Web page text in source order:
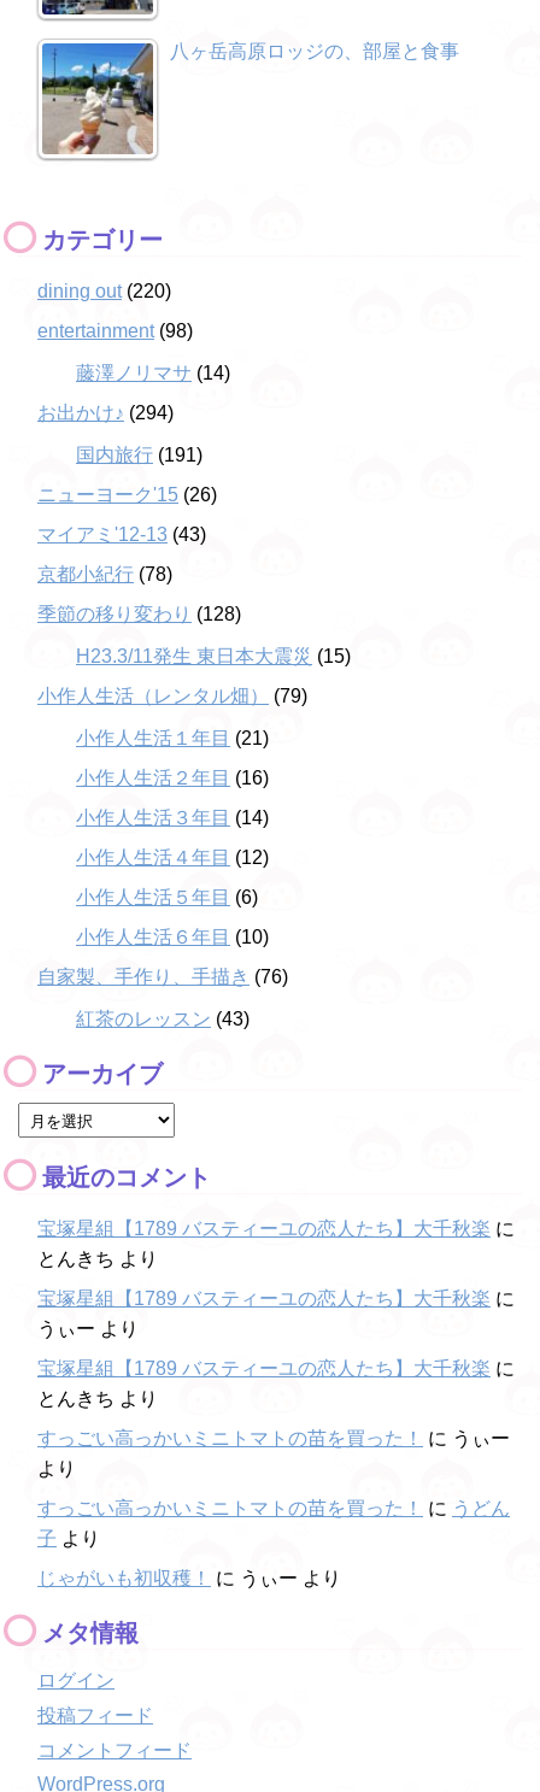
八ヶ岳高原ロッジの、部屋と食事
カテゴリー
dining out(220)
entertainment(98)
藤澤ノリマサ (14)
お出かけ♪ (294)
国内旅行 (191)
ニューヨーク'15 (26)
マイアミ'12-13 (43)
京都小紀行 (78)
季節の移り変わり (128)
H23.3/11発生 東日本大震災 (15)
小作人生活（レンタル畑）
(79)
小作人生活１年目 (21)
小作人生活２年目 (16)
小作人生活３年目 (14)
小作人生活４年目 (12)
小作人生活５年目 (6)
小作人生活６年目 (10)
自家製、手作り、手描き (76)
紅茶のレッスン (43)
アーカイブ
最近のコメント
宝塚星組【1789 バスティーユの恋人たち】大千秋楽 に
とんきち より
宝塚星組【1789 バスティーユの恋人たち】大千秋楽 に
うぃー より
宝塚星組【1789 バスティーユの恋人たち】大千秋楽 に
とんきち より
すっごい高っかいミニトマトの苗を買った！
に うぃー
より
すっごい高っかいミニトマトの苗を買った！
に うどん
子 より
じゃがいも初収穫！
に うぃー より
メタ情報
ログイン
投稿フィード
コメントフィード
WordPress.org